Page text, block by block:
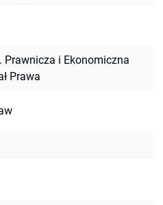
Prawnicza i Ekonomiczna
Prawa